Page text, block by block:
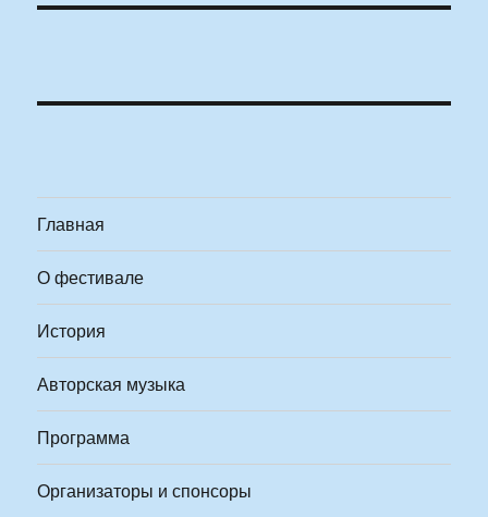
Главная
О фестивале
История
Авторская музыка
Программа
Организаторы и спонсоры